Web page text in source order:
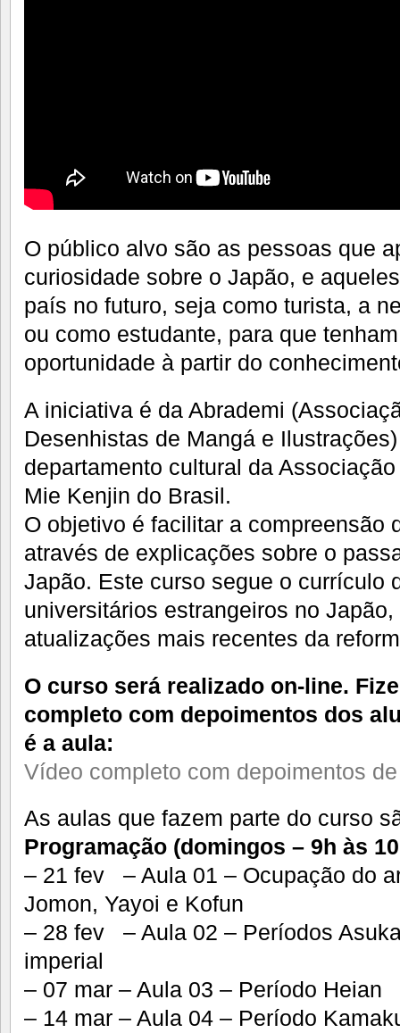
O público alvo são as pessoas que
curiosidade sobre o Japão, e
país no futuro, seja como turista, a
ou como estudante, para que
oportunidade à partir do
A iniciativa é da Abrademi
Desenhistas de Mangá e
departamento cultural da
Mie Kenjin do Brasil.
O objetivo é facilitar a compreensão
através de explicações sobre o
Japão. Este curso segue o currículo
universitários estrangeiros no
atualizações mais recentes da
O curso será realizado on-line.
completo com depoimentos dos
é a aula:
Vídeo completo com depoimentos de
As aulas que fazem parte do curso
Programação (domingos – 9h às
– 21 fev – Aula 01 – Ocupação do
Jomon, Yayoi e Kofun
– 28 fev – Aula 02 – Períodos
imperial
– 07 mar – Aula 03 – Período Heian
– 14 mar – Aula 04 – Período